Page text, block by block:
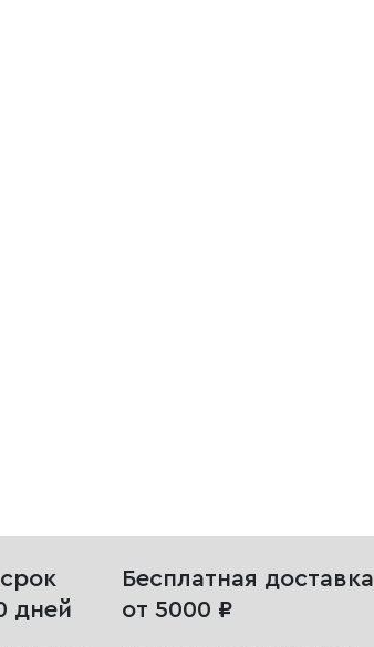
дней
Бесплатная доставка
от 5000 ₽